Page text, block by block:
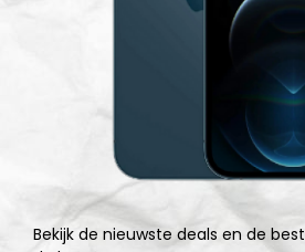
Bekijk de nieuwste deals en de